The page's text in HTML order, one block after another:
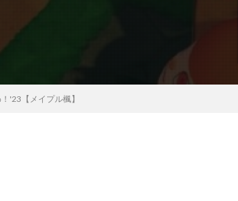
'23【メイプル楓】